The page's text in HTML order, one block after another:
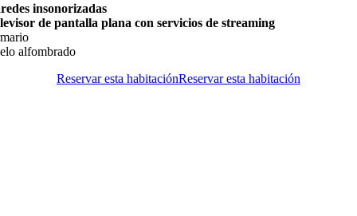
insonorizadas
de pantalla plana con servicios de streaming
alfombrado
Reservar esta habitaciónReservar esta habitación